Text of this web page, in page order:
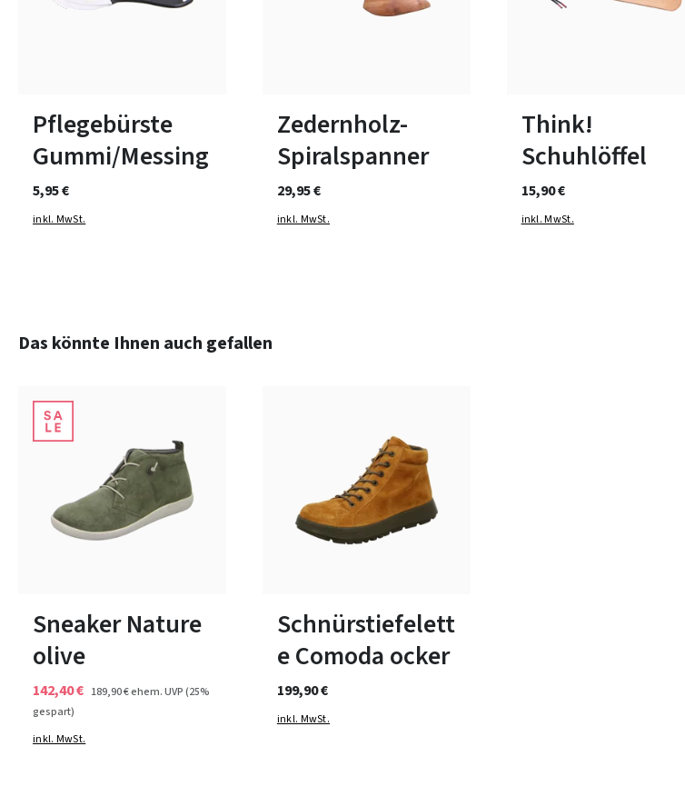
Pflegebürste
Gummi/Messing
5,95 €
inkl. MwSt.
Zedernholz-
Spiralspanner
29,95 €
inkl. MwSt.
Think!
Schuhlöffel
15,90 €
inkl. MwSt.
Produktgalerie überspringen
Das könnte Ihnen auch gefallen
Sneaker Nature
olive
142,40 € 189,90 €ehem. UVP(25%
gespart)
inkl. MwSt.
Schnürstiefelett
e Comoda ocker
199,90 €
inkl. MwSt.